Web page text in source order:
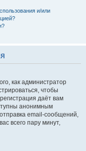
и/или
как администратор
чтобы
даёт вам
анонимным
email-сообщений,
всего пару минут,